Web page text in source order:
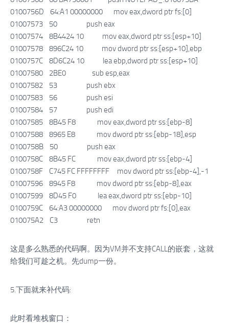
0100756D 64:A1 00000000 mov eax,dword ptr fs:[0]
01007573 50 push eax
01007574 8B4424 10 mov eax,dword ptr ss:[esp+10]
01007578 896C24 10 mov dword ptr ss:[esp+10],ebp
0100757C 8D6C24 10 lea ebp,dword ptr ss:[esp+10]
01007580 2BE0 sub esp,eax
01007582 53 push ebx
01007583 56 push esi
01007584 57 push edi
01007585 8B45 F8 mov eax,dword ptr ss:[ebp-8]
01007588 8965 E8 mov dword ptr ss:[ebp-18],esp
0100758B 50 push eax
0100758C 8B45 FC mov eax,dword ptr ss:[ebp-4]
0100758F C745 FC FFFFFFFF mov dword ptr ss:[ebp-4],-1
01007596 8945 F8 mov dword ptr ss:[ebp-8],eax
01007599 8D45 F0 lea eax,dword ptr ss:[ebp-10]
0100759C 64:A3 00000000 mov dword ptr fs:[0],eax
010075A2 C3 retn
这是多么熟悉的代码啊。因为VM并不支持CALL的嵌套，这就
给我们可趁之机。先dump一份。
5.下面就来补代码:
此时看堆栈窗口：